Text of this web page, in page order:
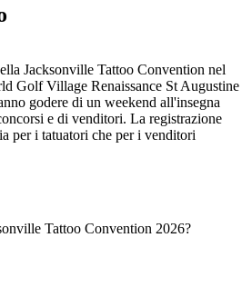
Jacksonville Tattoo Convention nel
Golf Village Renaissance St Augustine
godere di un weekend all'insegna
e di venditori. La registrazione
per i tatuatori che per i venditori
Tattoo Convention 2026?